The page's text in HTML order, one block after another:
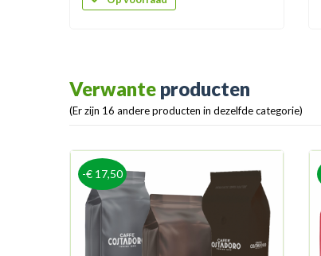
Verwante producten
(Er zijn 16 andere producten in dezelfde categorie)
-€ 17,50